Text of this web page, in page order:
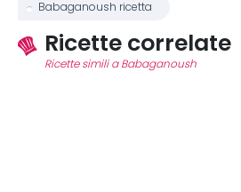
Babaganoush ricetta
Ricette correlate
Ricette simili a Babaganoush